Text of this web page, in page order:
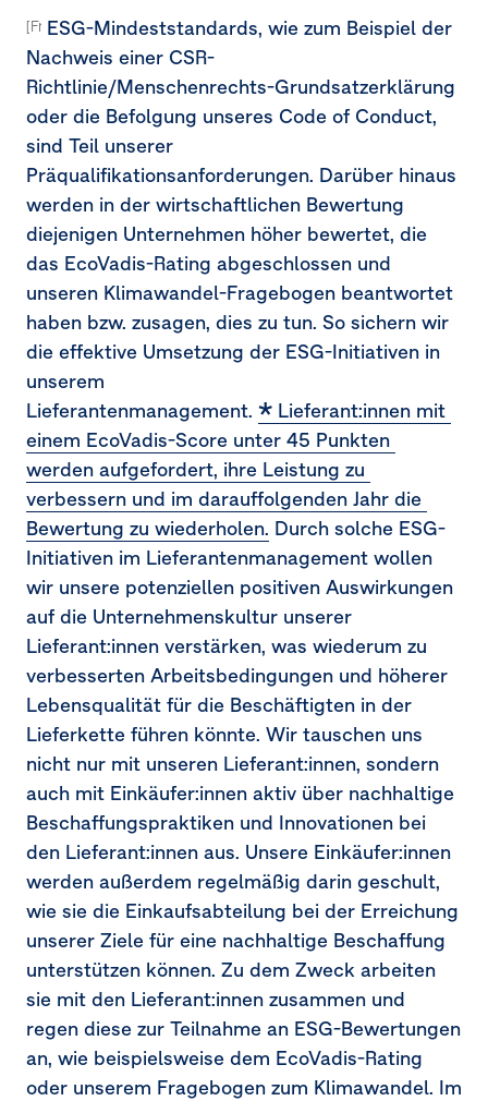
[Freiwillig]
ESG-Mindeststandards, wie zum Beispiel der
Nachweis einer CSR-
Richtlinie/Menschenrechts-Grundsatzerklärung
oder die Befolgung unseres Code of Conduct,
sind Teil unserer
Präqualifikationsanforderungen. Darüber hinaus
werden in der wirtschaftlichen Bewertung
diejenigen Unternehmen höher bewertet, die
das EcoVadis-Rating abgeschlossen und
unseren Klimawandel-Fragebogen beantwortet
haben bzw. zusagen, dies zu tun. So sichern wir
die effektive Umsetzung der ESG-Initiativen in
unserem
Lieferantenmanagement.
Lieferant:innen mit
einem EcoVadis-Score unter 45 Punkten
werden aufgefordert, ihre Leistung zu
verbessern und im darauffolgenden Jahr die
Bewertung zu wiederholen. Durch solche ESG-
Initiativen im Lieferantenmanagement wollen
wir unsere potenziellen positiven Auswirkungen
auf die Unternehmenskultur unserer
Lieferant:innen verstärken, was wiederum zu
verbesserten Arbeitsbedingungen und höherer
Lebensqualität für die Beschäftigten in der
Lieferkette führen könnte. Wir tauschen uns
nicht nur mit unseren Lieferant:innen, sondern
auch mit Einkäufer:innen aktiv über nachhaltige
Beschaffungspraktiken und Innovationen bei
den Lieferant:innen aus. Unsere Einkäufer:innen
werden außerdem regelmäßig darin geschult,
wie sie die Einkaufsabteilung bei der Erreichung
unserer Ziele für eine nachhaltige Beschaffung
unterstützen können. Zu dem Zweck arbeiten
sie mit den Lieferant:innen zusammen und
regen diese zur Teilnahme an ESG-Bewertungen
an, wie beispielsweise dem EcoVadis-Rating
oder unserem Fragebogen zum Klimawandel. Im